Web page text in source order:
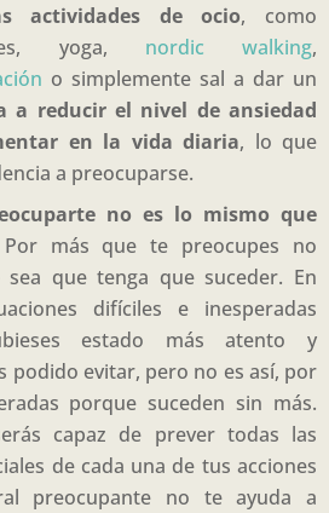
actividades de ocio, como
yoga, nordic walking,
o simplemente sal a dar un
a reducir el nivel de ansiedad
en la vida diaria, lo que
a preocuparse.
no es lo mismo que
más que te preocupes no
que tenga que suceder. En
difíciles e inesperadas
estado más atento y
podido evitar, pero no es así, por
porque suceden sin más.
capaz de prever todas las
de cada una de tus acciones
preocupante no te ayuda a